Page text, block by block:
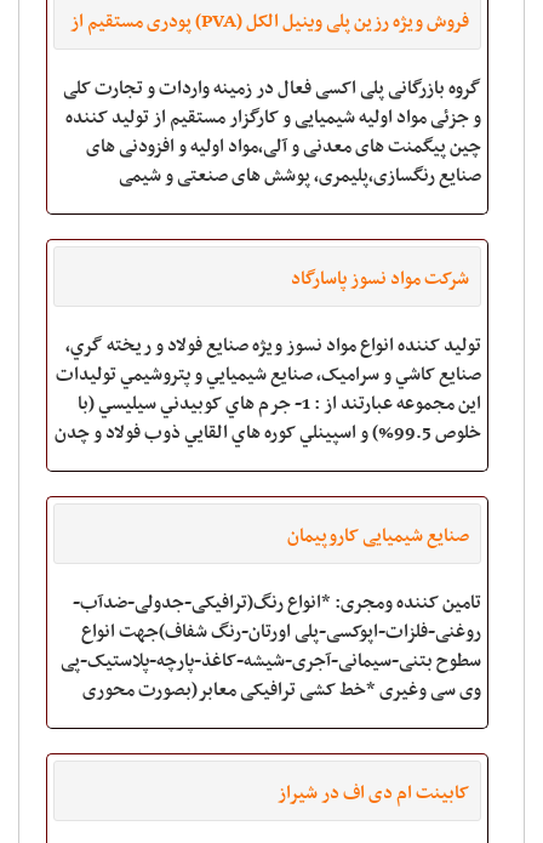
فروش ویژه رزین پلی وینیل الکل (PVA) پودری مستقیم از
گروه بازرگانی پلی اکسی فعال در زمینه واردات و تجارت کلی
و جزئی مواد اولیه شیمیایی و کارگزار مستقیم از تولید کننده
چین پیگمنت های معدنی و آلی،مواد اولیه و افزودنی های
صنایع رنگسازی،پلیمری، پوشش های صنعتی و شیمی
شرکت مواد نسوز پاسارگاد
توليد کننده انواع مواد نسوز ويژه صنايع فولاد و ريخته گري،
صنايع کاشي و سراميک، صنايع شيميايي و پتروشيمي توليدات
اين مجموعه عبارتند از : 1- جرم هاي کوبيدني سيليسي (با
خلوص 99.5%) و اسپينلي کوره هاي القايي ذوب فولاد و چدن
صنایع شیمیایی کاروپیمان
تامین کننده ومجری: *انواع رنگ(ترافیکی-جدولی-ضدآب-
روغنی-فلزات-اپوکسی-پلی اورتان-رنگ شفاف)جهت انواع
سطوح بتنی-سیمانی-آجری-شیشه-کاغذ-پارچه-پلاستیک-پی
وی سی وغیری *خط کشی ترافیکی معابر(بصورت محوری
پیاد
کابینت ام دی اف در شیراز